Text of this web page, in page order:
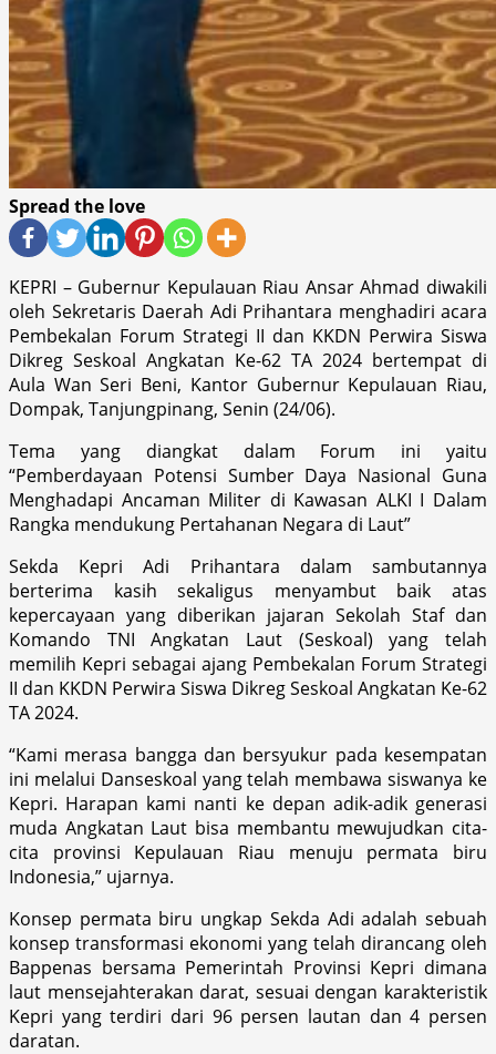
Spread the love
KEPRI – Gubernur Kepulauan Riau Ansar Ahmad diwakili
oleh Sekretaris Daerah Adi Prihantara menghadiri acara
Pembekalan Forum Strategi II dan KKDN Perwira Siswa
Dikreg Seskoal Angkatan Ke-62 TA 2024 bertempat di
Aula Wan Seri Beni, Kantor Gubernur Kepulauan Riau,
Dompak, Tanjungpinang, Senin (24/06).
Tema yang diangkat dalam Forum ini yaitu
“Pemberdayaan Potensi Sumber Daya Nasional Guna
Menghadapi Ancaman Militer di Kawasan ALKI I Dalam
Rangka mendukung Pertahanan Negara di Laut”
Sekda Kepri Adi Prihantara dalam sambutannya
berterima kasih sekaligus menyambut baik atas
kepercayaan yang diberikan jajaran Sekolah Staf dan
Komando TNI Angkatan Laut (Seskoal) yang telah
memilih Kepri sebagai ajang Pembekalan Forum Strategi
II dan KKDN Perwira Siswa Dikreg Seskoal Angkatan Ke-62
TA 2024.
“Kami merasa bangga dan bersyukur pada kesempatan
ini melalui Danseskoal yang telah membawa siswanya ke
Kepri. Harapan kami nanti ke depan adik-adik generasi
muda Angkatan Laut bisa membantu mewujudkan cita-
cita provinsi Kepulauan Riau menuju permata biru
Indonesia,” ujarnya.
Konsep permata biru ungkap Sekda Adi adalah sebuah
konsep transformasi ekonomi yang telah dirancang oleh
Bappenas bersama Pemerintah Provinsi Kepri dimana
laut mensejahterakan darat, sesuai dengan karakteristik
Kepri yang terdiri dari 96 persen lautan dan 4 persen
daratan.